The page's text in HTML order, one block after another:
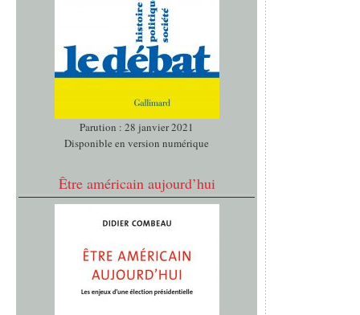
Parution : 28 janvier 2021
Disponible en version numérique
Être américain aujourd’hui